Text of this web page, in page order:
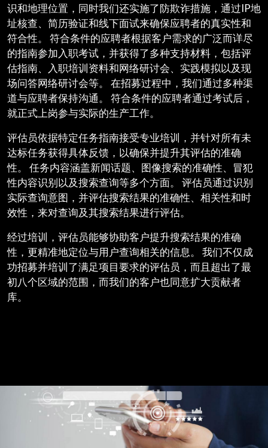
识和地理位置，同时我们还实施了防欺诈措施，通过IP地
址核查、简历验证和线下面试来确保应聘者的真实性和
符合性。 符合条件的应聘者根据客户需求的广泛而详尽
的指南参加入职考试，并获得了多种支持材料，包括评
估指南、入职培训资料和网络研讨会、实践模拟以及现
场问答网络研讨会等。 在招募过程中，我们通过多种渠
道与应聘者保持沟通。 符合条件的应聘者通过考试后，
就正式上岗参与实际的生产工作。
评估员依据特定任务指南接受专业培训，并针对所有未
达标任务获得具体反馈，以确保并提升其评估的准确
性。 任务内容涵盖新闻话题、图像搜索的准确性、冒犯
性内容识别以及搜索查询等多个方面。 评估员通过识别
实际查询意图，并评估搜索结果的准确性、相关性和时
效性，来对查询及其搜索结果进行评估。
经过培训，评估员能够协助客户提升搜索结果的准确
性，更精准地定位与用户查询相关的信息。 我们不仅成
功招募并培训了满足项目要求的评估员，而且超出了最
初八个区域的范围，而我们的客户也同意扩大贡献者
库。